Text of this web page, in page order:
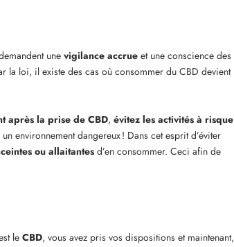
une vigilance accrue et une conscience des
la loi, il existe des cas où consommer du CBD devient
après la prise de CBD, évitez les activités à risque
environnement dangereux ! Dans cet esprit d’éviter
ou allaitantes d’en consommer. Ceci afin de
le CBD, vous avez pris vos dispositions et maintenant,